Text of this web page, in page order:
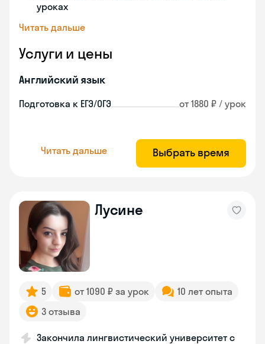
уроках
Читать дальше
Услуги и цены
Английский язык
Подготовка к ЕГЭ/ОГЭ от 1880 ₽ / урок
Читать дальше Выбрать время
Лусине
5 от 1090 ₽ за урок
10 лет опыта
3 отзыва
Закончила лингвистический университет с